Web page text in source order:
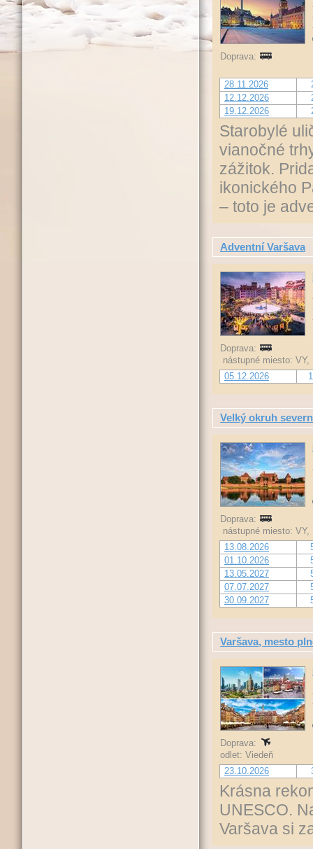
Doprava:
28.11.2026
12.12.2026
19.12.2026
Starobylé
vianočné
zážitok.
ikonického
– toto je
Adventní Varšava
Doprava:
nástupné miesto:
05.12.2026
Velký okruh
Doprava:
nástupné miesto:
13.08.2026
01.10.2026
13.05.2027
07.07.2027
30.09.2027
Varšava, mesto
Doprava:
odlet: Viedeň
23.10.2026
Krásna
UNESCO.
Varšava si